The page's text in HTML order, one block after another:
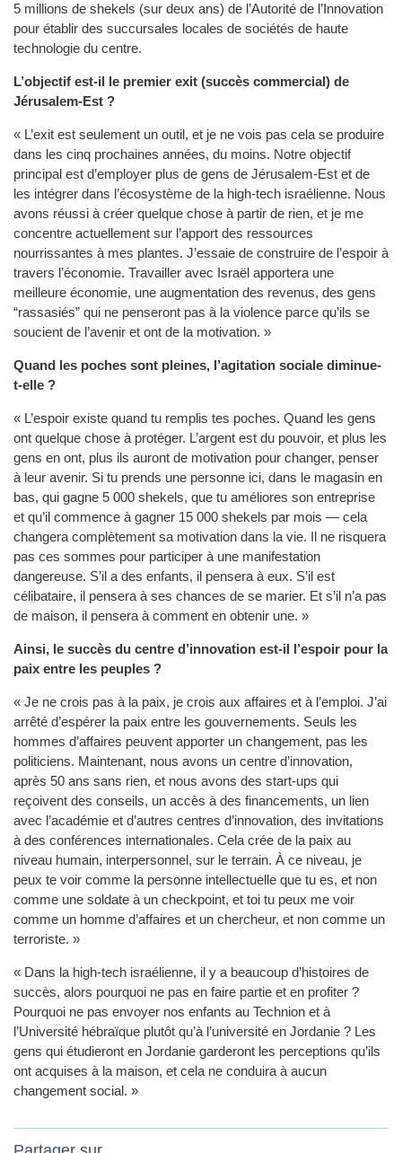
5 millions de shekels (sur deux ans) de l’Autorité de l’Innovation
pour établir des succursales locales de sociétés de haute
technologie du centre.
L’objectif est-il le premier exit (succès commercial) de
Jérusalem-Est ?
« L’exit est seulement un outil, et je ne vois pas cela se produire
dans les cinq prochaines années, du moins. Notre objectif
principal est d’employer plus de gens de Jérusalem-Est et de
les intégrer dans l’écosystème de la high-tech israélienne. Nous
avons réussi à créer quelque chose à partir de rien, et je me
concentre actuellement sur l’apport des ressources
nourrissantes à mes plantes. J’essaie de construire de l’espoir à
travers l’économie. Travailler avec Israël apportera une
meilleure économie, une augmentation des revenus, des gens
“rassasiés” qui ne penseront pas à la violence parce qu’ils se
soucient de l’avenir et ont de la motivation. »
Quand les poches sont pleines, l’agitation sociale diminue-
t-elle ?
« L’espoir existe quand tu remplis tes poches. Quand les gens
ont quelque chose à protéger. L’argent est du pouvoir, et plus les
gens en ont, plus ils auront de motivation pour changer, penser
à leur avenir. Si tu prends une personne ici, dans le magasin en
bas, qui gagne 5 000 shekels, que tu améliores son entreprise
et qu’il commence à gagner 15 000 shekels par mois — cela
changera complètement sa motivation dans la vie. Il ne risquera
pas ces sommes pour participer à une manifestation
dangereuse. S’il a des enfants, il pensera à eux. S’il est
célibataire, il pensera à ses chances de se marier. Et s’il n’a pas
de maison, il pensera à comment en obtenir une. »
Ainsi, le succès du centre d’innovation est-il l’espoir pour la
paix entre les peuples ?
« Je ne crois pas à la paix, je crois aux affaires et à l’emploi. J’ai
arrêté d’espérer la paix entre les gouvernements. Seuls les
hommes d’affaires peuvent apporter un changement, pas les
politiciens. Maintenant, nous avons un centre d’innovation,
après 50 ans sans rien, et nous avons des start-ups qui
reçoivent des conseils, un accès à des financements, un lien
avec l’académie et d’autres centres d’innovation, des invitations
à des conférences internationales. Cela crée de la paix au
niveau humain, interpersonnel, sur le terrain. À ce niveau, je
peux te voir comme la personne intellectuelle que tu es, et non
comme une soldate à un checkpoint, et toi tu peux me voir
comme un homme d’affaires et un chercheur, et non comme un
terroriste. »
« Dans la high-tech israélienne, il y a beaucoup d’histoires de
succès, alors pourquoi ne pas en faire partie et en profiter ?
Pourquoi ne pas envoyer nos enfants au Technion et à
l’Université hébraïque plutôt qu’à l’université en Jordanie ? Les
gens qui étudieront en Jordanie garderont les perceptions qu’ils
ont acquises à la maison, et cela ne conduira à aucun
changement social. »